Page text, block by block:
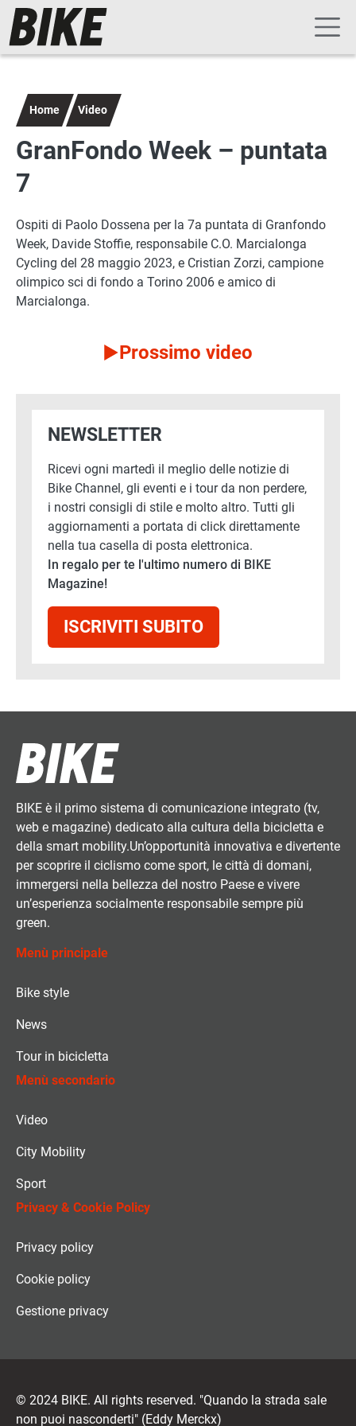
Salta al contenuto principale
Navigazione principale
Home Video
GranFondo Week – puntata
7
Ospiti di Paolo Dossena per la 7a puntata di Granfondo
Week, Davide Stoffie, responsabile C.O. Marcialonga
Cycling del 28 maggio 2023, e Cristian Zorzi, campione
olimpico sci di fondo a Torino 2006 e amico di
Marcialonga.
Prossimo video
NEWSLETTER
Ricevi ogni martedì il meglio delle notizie di
Bike Channel, gli eventi e i tour da non perdere,
i nostri consigli di stile e molto altro. Tutti gli
aggiornamenti a portata di click direttamente
nella tua casella di posta elettronica.
In regalo per te l'ultimo numero di BIKE
Magazine!
ISCRIVITI SUBITO
BIKE è il primo sistema di comunicazione integrato (tv,
web e magazine) dedicato alla cultura della bicicletta e
della smart mobility.Un’opportunità innovativa e divertente
per scoprire il ciclismo come sport, le città di domani,
immergersi nella bellezza del nostro Paese e vivere
un’esperienza socialmente responsabile sempre più
green.
Menù principale
Bike style
News
Tour in bicicletta
Menù secondario
Video
City Mobility
Sport
Privacy & Cookie Policy
Privacy policy
Cookie policy
Gestione privacy
© 2024 BIKE. All rights reserved. "Quando la strada sale
non puoi nasconderti" (Eddy Merckx)